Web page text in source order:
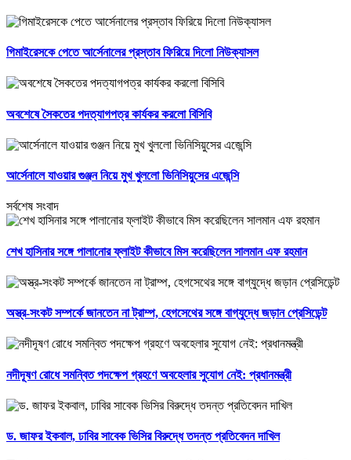
গিমাইরেসকে পেতে আর্সেনালের প্রস্তাব ফিরিয়ে দিলো নিউক্যাসল
অবশেষে সৈকতের পদত্যাগপত্র কার্যকর করলো বিসিবি
আর্সেনালে যাওয়ার গুঞ্জন নিয়ে মুখ খুললো ভিনিসিয়ুসের এজেন্সি
সর্বশেষ সংবাদ
শেখ হাসিনার সঙ্গে পালানোর ফ্লাইট কীভাবে মিস করেছিলেন সালমান এফ রহমান
অস্ত্র-সংকট সম্পর্কে জানতেন না ট্রাম্প, হেগসেথের সঙ্গে বাগ্‌যুদ্ধে জড়ান প্রেসিডেন্ট
নদীদূষণ রোধে সমন্বিত পদক্ষেপ গ্রহণে অবহেলার সুযোগ নেই: প্রধানমন্ত্রী
ড. জাফর ইকবাল, ঢাবির সাবেক ভিসির বিরুদ্ধে তদন্ত প্রতিবেদন দাখিল